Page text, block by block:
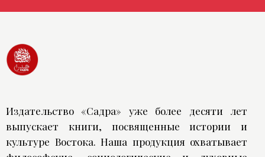
Издательство «Садра» уже более десяти лет
выпускает книги, посвященные истории и
культуре Востока. Наша продукция охватывает